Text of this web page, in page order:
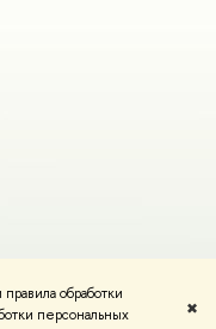
обработки
персональных
✖
Редактору